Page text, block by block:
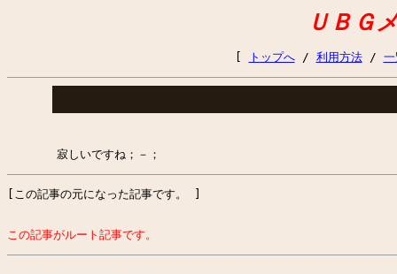
ＵＢＧ
トップへ/ 利用方法/
寂しいですね；－；
[この記事の元になった記事です。 ]
この記事がルート記事です。